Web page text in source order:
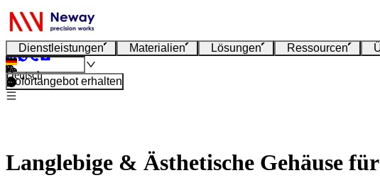
Dienstleistungen Materialien Lösungen Ressourcen
Deutsch
Sofortangebot erhalten
Langlebige & Ästhetische Gehäuse